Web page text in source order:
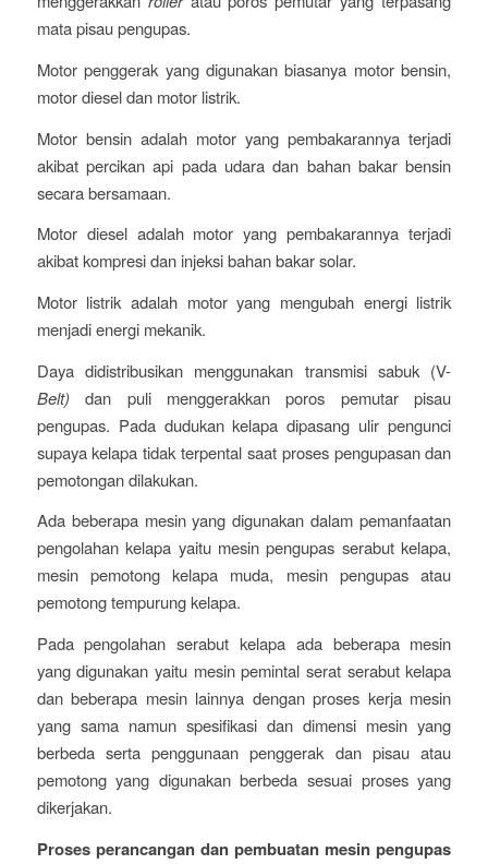
mata pisau pengupas.
Motor penggerak yang digunakan biasanya motor bensin,
motor diesel dan motor listrik.
Motor bensin adalah motor yang pembakarannya terjadi
akibat percikan api pada udara dan bahan bakar bensin
secara bersamaan.
Motor diesel adalah motor yang pembakarannya terjadi
akibat kompresi dan injeksi bahan bakar solar.
Motor listrik adalah motor yang mengubah energi listrik
menjadi energi mekanik.
Daya didistribusikan menggunakan transmisi sabuk (V-
Belt)dan puli menggerakkan poros pemutar pisau
pengupas. Pada dudukan kelapa dipasang ulir pengunci
supaya kelapa tidak terpental saat proses pengupasan dan
pemotongan dilakukan.
Ada beberapa mesin yang digunakan dalam pemanfaatan
pengolahan kelapa yaitu mesin pengupas serabut kelapa,
mesin pemotong kelapa muda, mesin pengupas atau
pemotong tempurung kelapa.
Pada pengolahan serabut kelapa ada beberapa mesin
yang digunakan yaitu mesin pemintal serat serabut kelapa
dan beberapa mesin lainnya dengan proses kerja mesin
yang sama namun spesifikasi dan dimensi mesin yang
berbeda serta penggunaan penggerak dan pisau atau
pemotong yang digunakan berbeda sesuai proses yang
dikerjakan.
Proses perancangan dan pembuatan mesin pengupas